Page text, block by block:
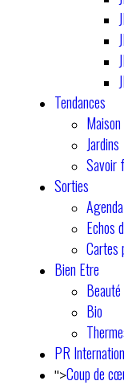
Tendances
Maison
Jardins
Savoir
Sorties
Agenda
Echos
Cartes
Bien Etre
Beauté
Bio
PR
">Coup de